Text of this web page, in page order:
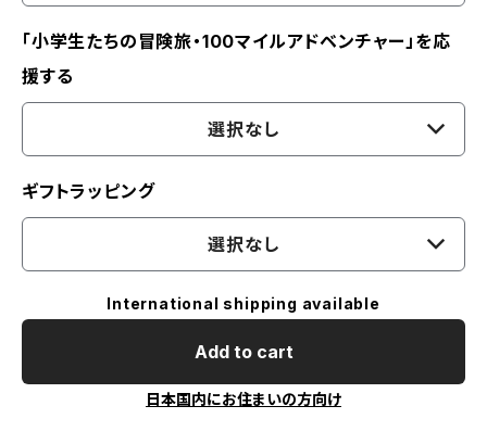
「小学生たちの冒険旅・100マイルアドベンチャー」を応
援する
選択なし
ギフトラッピング
選択なし
International shipping available
Add to cart
日本国内にお住まいの方向け